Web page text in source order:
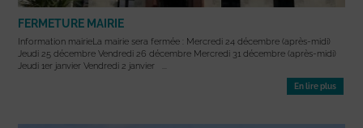
FERMETURE MAIRIE
Information mairieLa mairie sera fermée : Mercredi 24 décembre (après-midi)
Jeudi 25 décembre Vendredi 26 décembre Mercredi 31 décembre (après-midi)
Jeudi 1er janvier Vendredi 2 janvier ...
En lire plus